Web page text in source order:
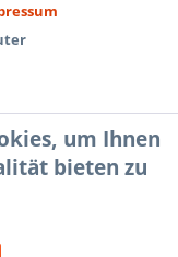
um Ihnen
bieten zu